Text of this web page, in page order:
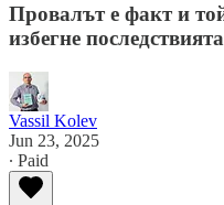
Провалът е факт и
избегне последствията
Vassil Kolev
Jun 23, 2025
∙ Paid